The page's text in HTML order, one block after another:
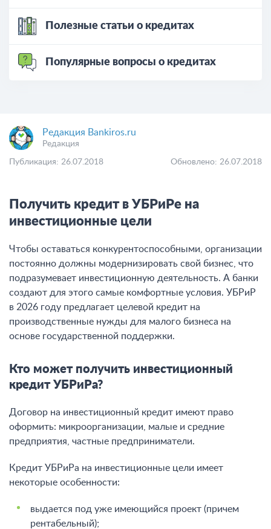
Полезные статьи о кредитах
Популярные вопросы о кредитах
Редакция Bankiros.ru
Редакция
Публикация: 26.07.2018 Обновлено: 26.07.2018
Получить кредит в УБРиРе на
инвестиционные цели
Чтобы оставаться конкурентоспособными, организации
постоянно должны модернизировать свой бизнес, что
подразумевает инвестиционную деятельность. А банки
создают для этого самые комфортные условия. УБРиР
в 2026 году предлагает целевой кредит на
производственные нужды для малого бизнеса на
основе государственной поддержки.
Кто может получить инвестиционный
кредит УБРиРа?
Договор на инвестиционный кредит имеют право
оформить: микроорганизации, малые и средние
предприятия, частные предприниматели.
Кредит УБРиРа на инвестиционные цели имеет
некоторые особенности:
выдается под уже имеющийся проект (причем
рентабельный);